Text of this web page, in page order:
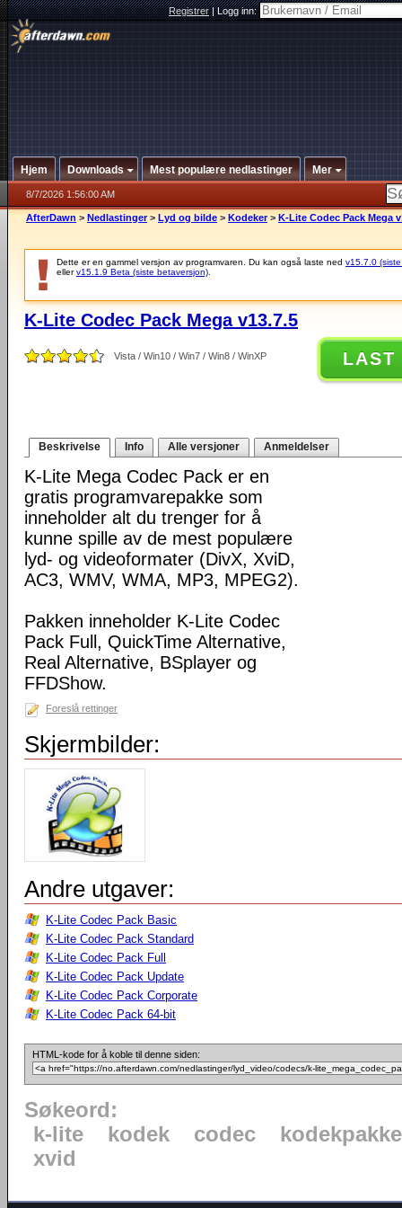
Registrer|Logg inn:
Hjem Downloads Mest populære nedlastinger Mer
8/7/2026 1:56:00 AM
AfterDawn > Nedlastinger > Lyd og bilde > Kodeker > K-Lite Codec Pack Mega
Dette er en gammel versjon av programvaren. Du kan også laste ned v15.7.0
ellerv15.1.9 Beta (siste betaversjon)
K-Lite Codec Pack Mega v13.7.5
Vista / Win10 / Win7 / Win8 / WinXP LAST
Beskrivelse Info Alle versjoner Anmeldelser
K-Lite Mega Codec Pack er en
gratis programvarepakke som
inneholder alt du trenger for å
kunne spille av de mest populære
lyd- og videoformater (DivX, XviD,
AC3, WMV, WMA, MP3, MPEG2).
Pakken inneholder K-Lite Codec
Pack Full, QuickTime Alternative,
Real Alternative, BSplayer og
FFDShow.
Foreslå rettinger
Skjermbilder:
Andre utgaver:
K-Lite Codec Pack Basic
K-Lite Codec Pack Standard
K-Lite Codec Pack Full
K-Lite Codec Pack Update
K-Lite Codec Pack Corporate
K-Lite Codec Pack 64-bit
HTML-kode for å koble til denne siden:
Søkeord:
k-lite
kodek codec
kodekpakke
xvid